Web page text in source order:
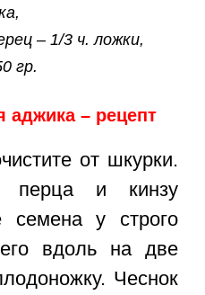
– 1/3 ч. ложки,
гр.
аджика – рецепт
от шкурки.
перца и кинзу
семена у строго
вдоль на две
Чеснок